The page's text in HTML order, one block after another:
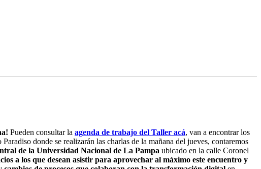
Pueden consultar la agenda de trabajo del Taller acá, van a encontrar los
donde se realizarán las charlas de la mañana del jueves, contaremos
de la Universidad Nacional de La Pampa ubicado en la calle Coronel
a los que desean asistir para aprovechar al máximo este encuentro y